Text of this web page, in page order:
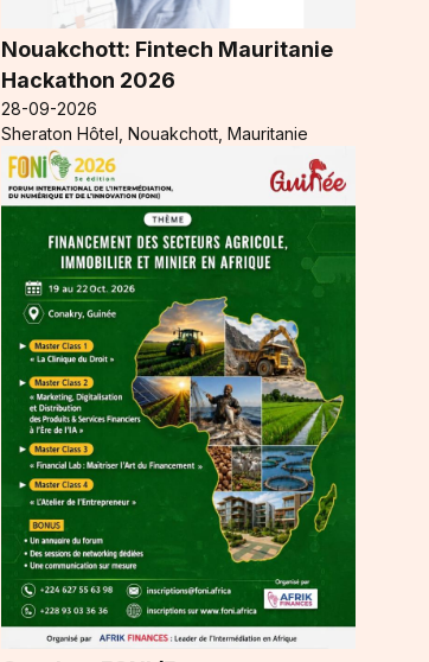
Nouakchott: Fintech Mauritanie
Hackathon 2026
28-09-2026
Sheraton Hôtel, Nouakchott, Mauritanie